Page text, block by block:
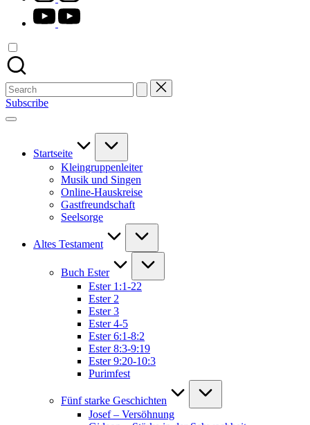
youtube.com
Search
for:
Subscribe
Startseite
Kleingruppenleiter
Musik und Singen
Online-Hauskreise
Gastfreundschaft
Seelsorge
Altes Testament
Buch Ester
Ester 1:1-22
Ester 2
Ester 3
Ester 4-5
Ester 6:1-8:2
Ester 8:3-9:19
Ester 9:20-10:3
Purimfest
Fünf starke Geschichten
Josef – Versöhnung